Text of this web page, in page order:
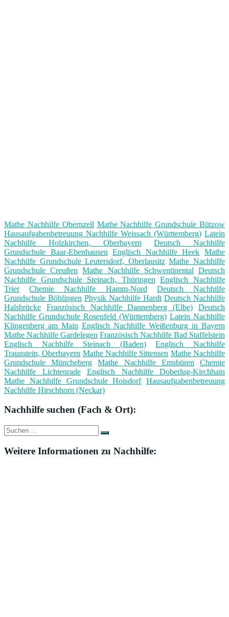
Mathe Nachhilfe Obernzell Mathe Nachhilfe Grundschule Bützow
Hausaufgabenbetreuung Nachhilfe Weissach (Württemberg) Latein
Nachhilfe Holzkirchen, Oberbayern
Deutsch Nachhilfe
Grundschule Baar-Ebenhausen
Englisch Nachhilfe Heek Mathe
Nachhilfe Grundschule Leutersdorf, Oberlausitz Mathe Nachhilfe
Grundschule Creußen
Mathe Nachhilfe Schwentinental Deutsch
Nachhilfe Grundschule Steinach, Thüringen
Englisch Nachhilfe
Trier
Chemie Nachhilfe Hamm-Nord
Deutsch Nachhilfe
Grundschule Böblingen Physik Nachhilfe Hardt Deutsch Nachhilfe
Halsbrücke
Französisch Nachhilfe Dannenberg (Elbe)
Deutsch
Nachhilfe Grundschule Rosenfeld (Württemberg) Latein Nachhilfe
Klingenberg am Main Englisch Nachhilfe Weißenburg in Bayern
Mathe Nachhilfe Gardelegen Französisch Nachhilfe Bad Staffelstein
Englisch Nachhilfe Steinach (Baden)
Englisch Nachhilfe
Traunstein, Oberbayern Mathe Nachhilfe Sittensen Mathe Nachhilfe
Grundschule Müncheberg
Mathe Nachhilfe Emsbüren
Chemie
Nachhilfe Lichtenrade
Englisch Nachhilfe Doberlug-Kirchhain
Mathe Nachhilfe Grundschule Hoisdorf Hausaufgabenbetreuung
Nachhilfe Hirschhorn (Neckar)
Nachhilfe suchen (Fach & Ort):
Suche
nach:
Suchen
Weitere Informationen zu Nachhilfe: